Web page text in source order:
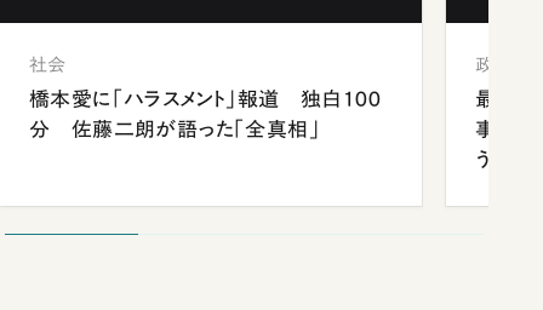
社会
橋本愛に「ハラスメント」報道 独白100
分 佐藤二朗が語った「全真相」
政治
最強
事が象
う